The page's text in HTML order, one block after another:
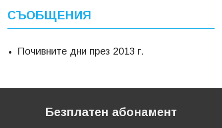
СЪОБЩЕНИЯ
Почивните дни през 2013 г.
Безплатен абонамент